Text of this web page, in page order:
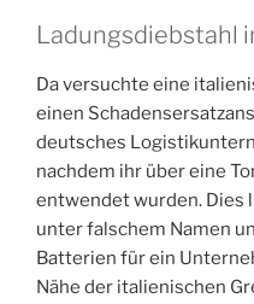
Ladungsdiebstahl
Da versuchte eine
einen
deutsches
nachdem ihr über eine
entwendet wurden. Dies
unter falschem Namen
Batterien für ein
Nähe der italienischen